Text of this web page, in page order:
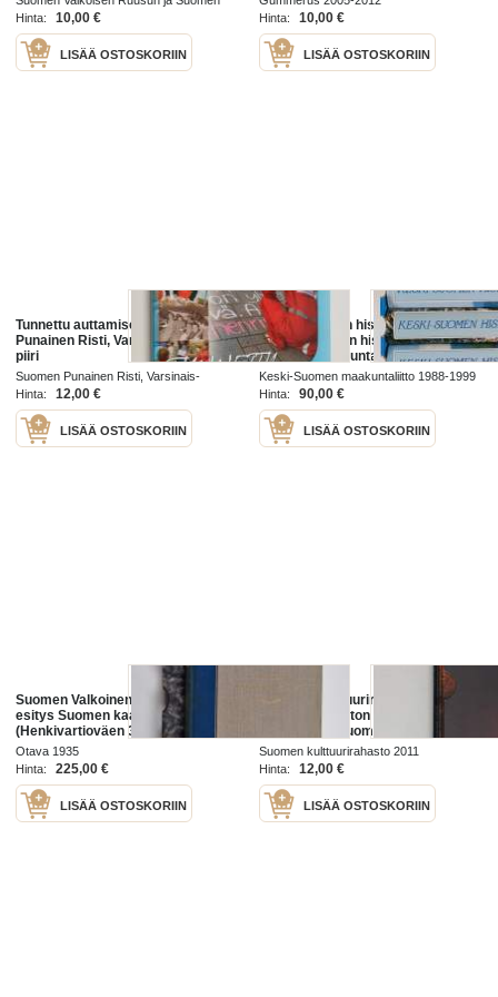
Ordenshandbok
Leijonan ritarikunnat 2017
Hinta: 10,00 €
LISÄÄ OSTOSKORIIN
Hinta:
10,00 €
LISÄÄ OSTOSKORIIN
Tunnettu auttamisesta : Suomen
Punainen Risti, Varsinais-Suomen
piiri
Suomen Punainen Risti, Varsinais-
Suomen piiri 2010
Hinta: 12,00 €
LISÄÄ OSTOSKORIIN
Keski-Suomen historia 1-3 : Keski-
Suomen vanhin historia ; Keski-
Suomen maakunta-ajatuksen
synnystä itsenäisyyden aikaan ;
Keski-Suomi itsenäisyyden aikana
Keski-Suomen maakuntaliitto 1988-1999
Hinta:
90,00 €
LISÄÄ OSTOSKORIIN
Suomen Valkoinen kaarti : lyhyt
esitys Suomen kaartin
(Henkivartioväen 3. Suomen
Tarkk'ampujapataljoonan) ja
Suomen Valkoisen kaartin
historiasta (suojakotelossa)
Otava 1935
Hinta:
225,00 €
LISÄÄ OSTOSKORIIN
Suomen Kulttuurirahasto : Suomen
Kulttuurirahaston Vuosikertomus
2009-2010 ; Suomen
Kulttuurirahaston Apurahat 2009-
2010 ; Taiteella suuntaa elämään
Suomen kulttuurirahasto 2011
Hinta:
12,00 €
LISÄÄ OSTOSKORIIN